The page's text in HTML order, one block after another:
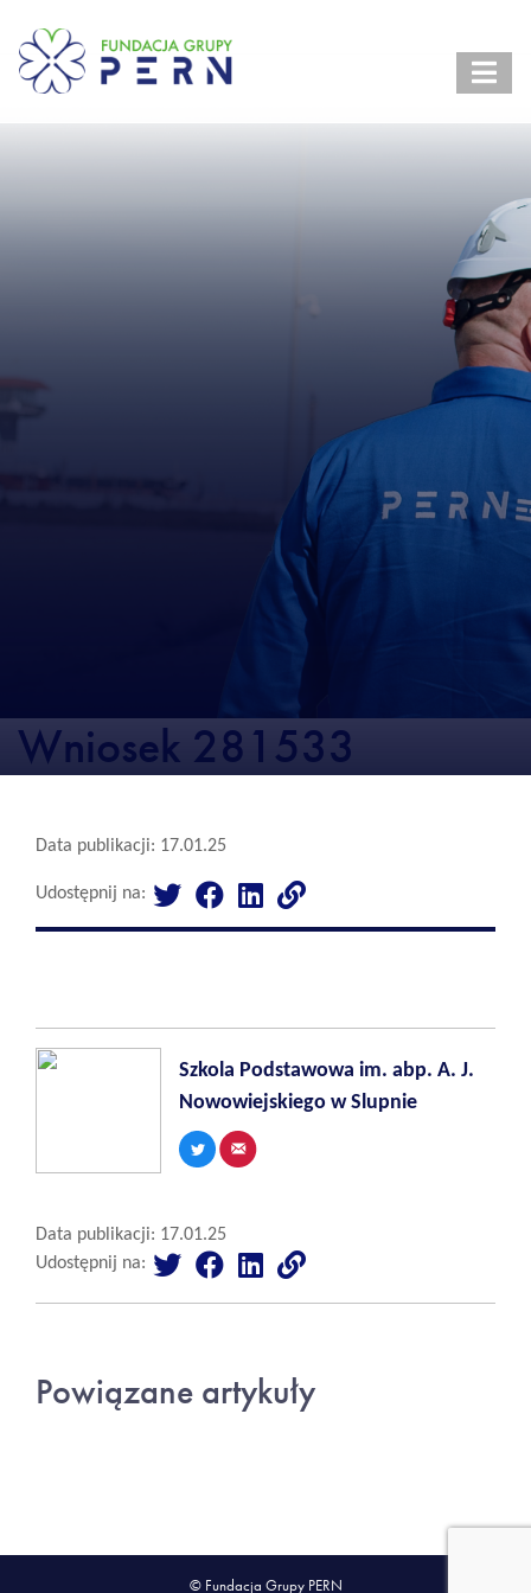
Wniosek 281533
Data publikacji: 17.01.25
Udostępnij na:
Szkola Podstawowa im. abp. A. J.
Nowowiejskiego w Slupnie
Data publikacji: 17.01.25
Udostępnij na:
Powiązane artykuły
© Fundacja Grupy PERN